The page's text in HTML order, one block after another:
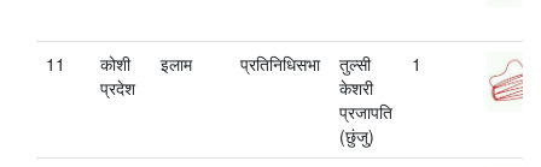
11
कोशी
प्रदेश
इलाम प्रतिनिधिसभा
तुल्सी
केशरी
प्रजापति
(छुंजु)
1